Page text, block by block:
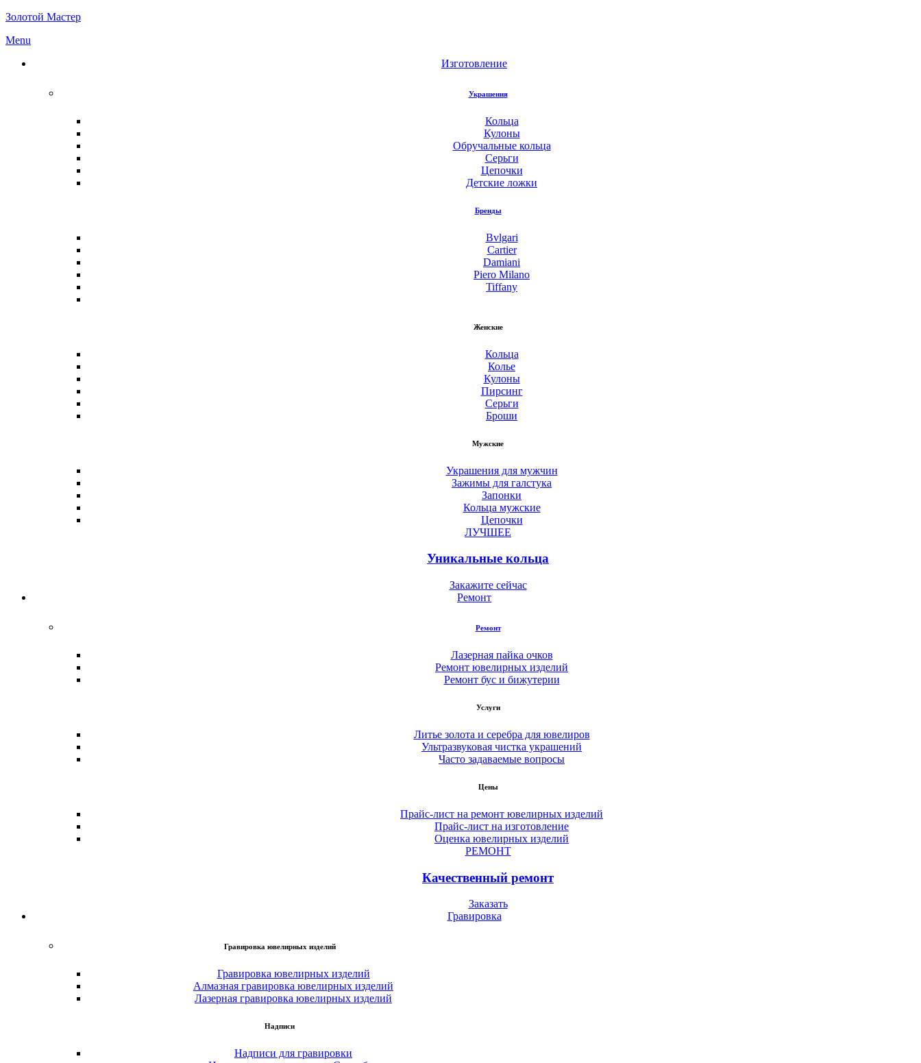
Золотой Мастер
Menu
Изготовление
Украшения
Кольца
Кулоны
Обручальные кольца
Серьги
Цепочки
Детские ложки
Бренды
Bvlgari
Cartier
Damiani
Piero Milano
Tiffany
Женские
Кольца
Колье
Кулоны
Пирсинг
Серьги
Броши
Мужские
Украшения для мужчин
Зажимы для галстука
Запонки
Кольца мужские
Цепочки
ЛУЧШЕЕ
Уникальные кольца
Закажите сейчас
Ремонт
Ремонт
Лазерная пайка очков
Ремонт ювелирных изделий
Ремонт бус и бижутерии
Услуги
Литье золота и серебра для ювелиров
Ультразвуковая чистка украшений
Часто задаваемые вопросы
Цены
Прайс-лист на ремонт ювелирных изделий
Прайс-лист на изготовление
Оценка ювелирных изделий
РЕМОНТ
Качественный ремонт
Заказать
Гравировка
Гравировка ювелирных изделий
Гравировка ювелирных изделий
Алмазная гравировка ювелирных изделий
Лазерная гравировка ювелирных изделий
Надписи
Надписи для гравировки